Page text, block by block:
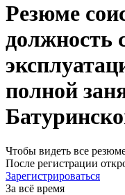
Резюме
должность
полной
Чтобы видеть все
После регистрации
Зарегистрироваться
За всё время